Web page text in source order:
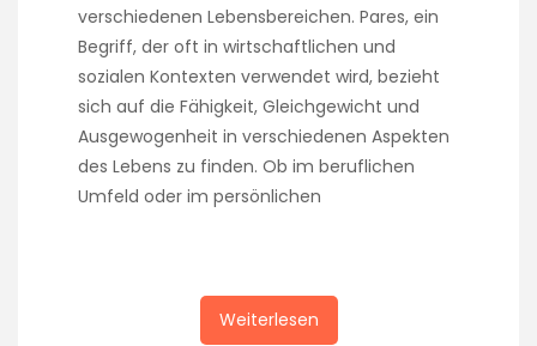
verschiedenen Lebensbereichen. Pares, ein
Begriff, der oft in wirtschaftlichen und
sozialen Kontexten verwendet wird, bezieht
sich auf die Fähigkeit, Gleichgewicht und
Ausgewogenheit in verschiedenen Aspekten
des Lebens zu finden. Ob im beruflichen
Umfeld oder im persönlichen
Weiterlesen